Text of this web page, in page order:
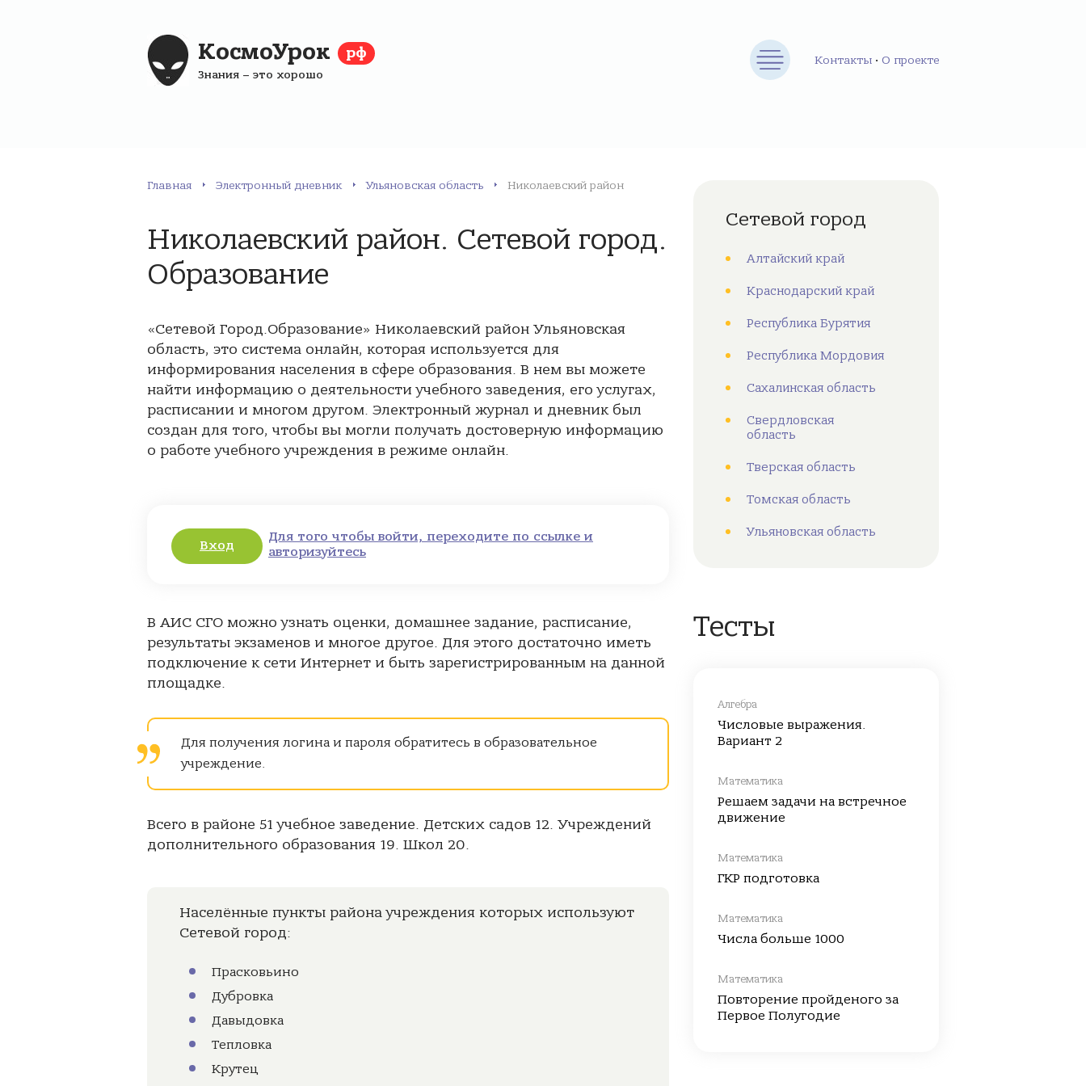
КосмоУрок рф
Знания – это хорошо
Контакты • О проекте
Главная Электронный дневник Ульяновская область Николаевский район
Николаевский район. Сетевой город.
Образование
«Сетевой Город.Образование» Николаевский район Ульяновская
область, это система онлайн, которая используется для
информирования населения в сфере образования. В нем вы можете
найти информацию о деятельности учебного заведения, его услугах,
расписании и многом другом. Электронный журнал и дневник был
создан для того, чтобы вы могли получать достоверную информацию
о работе учебного учреждения в режиме онлайн.
Вход
Для того чтобы войти, переходите по ссылке и
авторизуйтесь
В АИС СГО можно узнать оценки, домашнее задание, расписание,
результаты экзаменов и многое другое. Для этого достаточно иметь
подключение к сети Интернет и быть зарегистрированным на данной
площадке.
Для получения логина и пароля обратитесь в образовательное
учреждение.
Всего в районе 51 учебное заведение. Детских садов 12. Учреждений
дополнительного образования 19. Школ 20.
Населённые пункты района учреждения которых используют
Сетевой город:
Прасковьино
Дубровка
Давыдовка
Тепловка
Крутец
Сетевой город
Алтайский край
Краснодарский край
Республика Бурятия
Республика Мордовия
Сахалинская область
Свердловская
область
Тверская область
Томская область
Ульяновская область
Тесты
Алгебра
Числовые выражения.
Вариант 2
Математика
Решаем задачи на встречное
движение
Математика
ГКР подготовка
Математика
Числа больше 1000
Математика
Повторение пройденого за
Первое Полугодие